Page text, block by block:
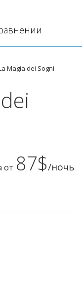
Magia dei Sogni
от 87$/ночь